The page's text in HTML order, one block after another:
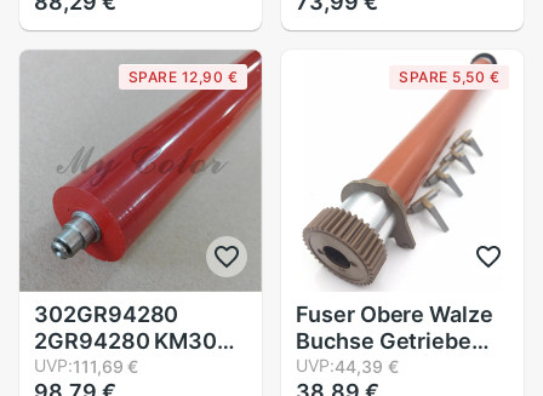
MX-M350 M450N
NROLT1313FCZZ
Wärme Rolle Heißer
HP 4600
Druckerfixierstation
Druckrolle
SPARE 12,90 €
302GR94280
2GR94280 KM3050
KM4050 KM5050
UVP:111,69 €
SPARE 5,50 €
Fuser Obere Walze
Buchse Getriebe
Finger für Kyocera
UVP:44,39 €